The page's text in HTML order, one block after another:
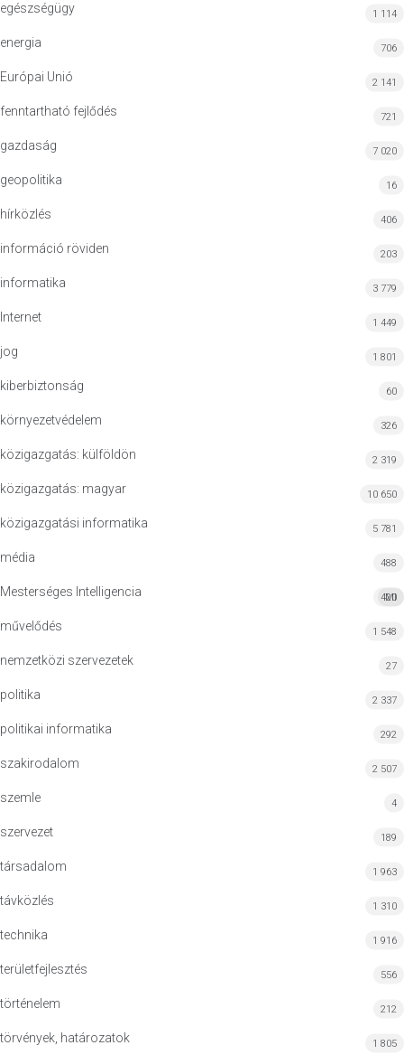
egészségügy 1 114
energia 706
Európai Unió 2 141
fenntartható fejlődés 721
gazdaság 7 020
geopolitika 16
hírközlés 406
információ röviden 203
informatika 3 779
Internet 1 449
jog 1 801
kiberbiztonság 60
környezetvédelem 326
közigazgatás: külföldön 2 319
közigazgatás: magyar 10 650
közigazgatási informatika 5 781
média 488
Mesterséges Intelligencia MI
420
művelődés 1 548
nemzetközi szervezetek 27
politika 2 337
politikai informatika 292
szakirodalom 2 507
szemle 4
szervezet 189
társadalom 1 963
távközlés 1 310
technika 1 916
területfejlesztés 556
történelem 212
törvények, határozatok 1 805